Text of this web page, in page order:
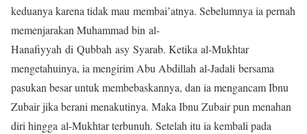
keduanya karena tidak mau membai’atnya. Sebelumnya ia pernah
memenjarakan Muhammad bin al-
Hanafiyyah di Qubbah asy Syarab. Ketika al-Mukhtar
mengetahuinya, ia mengirim Abu Abdillah al-Jadali bersama
pasukan besar untuk membebaskannya, dan ia mengancam Ibnu
Zubair jika berani menakutinya. Maka Ibnu Zubair pun menahan
diri hingga al-Mukhtar terbunuh. Setelah itu ia kembali pada